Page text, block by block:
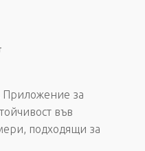
Приложение за
във
подходящи за